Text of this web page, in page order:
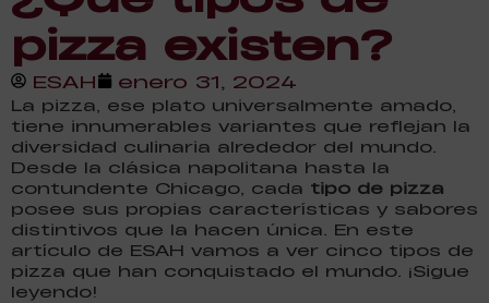
pizza existen?
ESAH enero 31, 2024
La pizza, ese plato universalmente amado,
tiene innumerables variantes que reflejan la
diversidad culinaria alrededor del mundo.
Desde la clásica napolitana hasta la
contundente Chicago, cada tipo de pizza
posee sus propias características y sabores
distintivos que la hacen única. En este
artículo de ESAH vamos a ver cinco tipos de
pizza que han conquistado el mundo. ¡Sigue
leyendo!